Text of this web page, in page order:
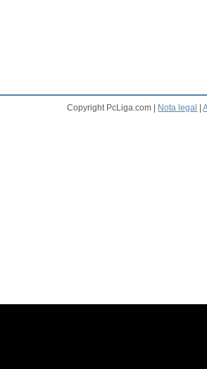
Copyright PcLiga.com | Nota legal |